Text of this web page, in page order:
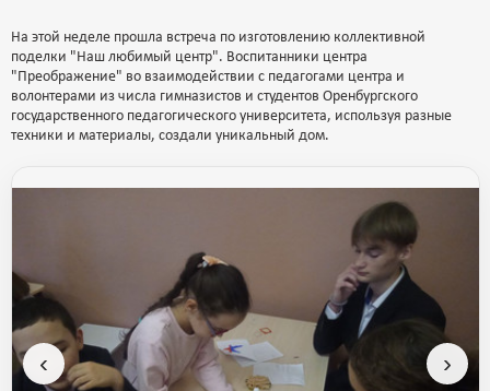
На этой неделе прошла встреча по изготовлению коллективной
поделки "Наш любимый центр". Воспитанники центра
"Преображение" во взаимодействии с педагогами центра и
волонтерами из числа гимназистов и студентов Оренбургского
государственного педагогического университета, используя разные
техники и материалы, создали уникальный дом.
‹ ›